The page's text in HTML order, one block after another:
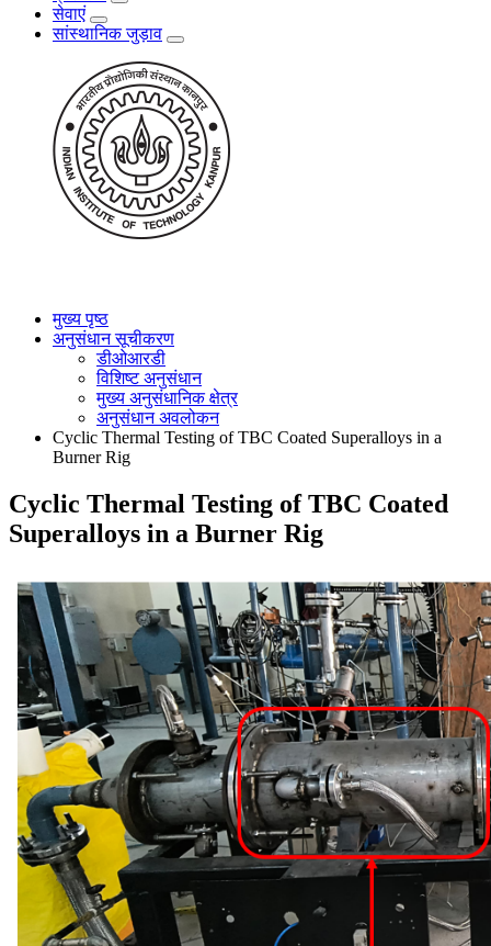
सेवाएं
सांस्थानिक जुड़ाव
मुख्य पृष्ठ
अनुसंधान सूचीकरण
डीओआरडी
विशिष्ट अनुसंधान
मुख्य अनुसंधानिक क्षेत्र
अनुसंधान अवलोकन
Cyclic Thermal Testing of TBC Coated Superalloys in a
Burner Rig
Cyclic Thermal Testing of TBC Coated
Superalloys in a Burner Rig